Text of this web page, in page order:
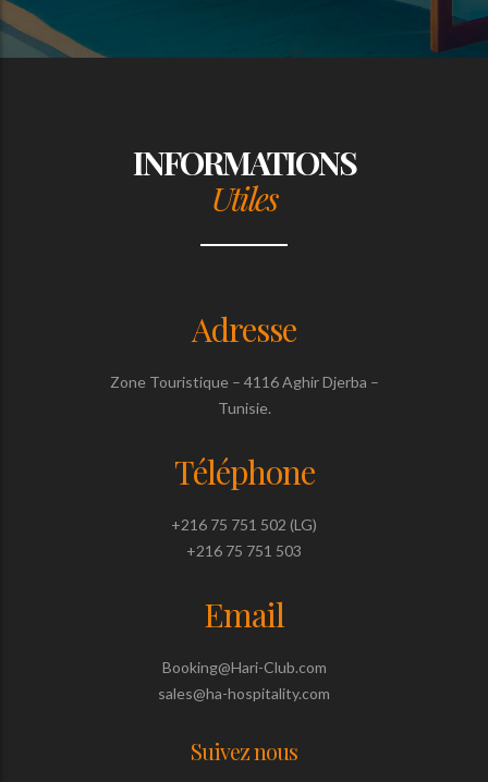
INFORMATIONS
Utiles
Adresse
Zone Touristique – 4116 Aghir Djerba –
Tunisie.
Téléphone
+216 75 751 502 (LG)
+216 75 751 503
Email
Booking@Hari-Club.com
sales@ha-hospitality.com
Suivez nous